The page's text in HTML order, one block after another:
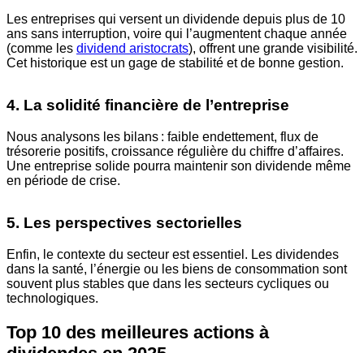
Les entreprises qui versent un dividende depuis plus de 10
ans sans interruption, voire qui l’augmentent chaque année
(comme les dividend aristocrats), offrent une grande visibilité.
Cet historique est un gage de stabilité et de bonne gestion.
4. La solidité financière de l’entreprise
Nous analysons les bilans : faible endettement, flux de
trésorerie positifs, croissance régulière du chiffre d’affaires.
Une entreprise solide pourra maintenir son dividende même
en période de crise.
5. Les perspectives sectorielles
Enfin, le contexte du secteur est essentiel. Les dividendes
dans la santé, l’énergie ou les biens de consommation sont
souvent plus stables que dans les secteurs cycliques ou
technologiques.
Top 10 des meilleures actions à